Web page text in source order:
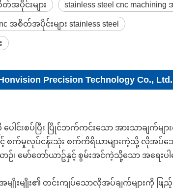
တ်အပိုင်းများ stainless steel cnc machining
စိတ်အပိုင်းများ stainless steel
Precision Technology Co., Ltd.
းစပ်ပြီး ပြိုင်ဘက်ကင်းသော အားသာချက်မျာ
င့် စက်မှုလုပ်ငန်းသုံး စက်ကိရိယာများကဲ့သို့ လိုအပ်သ
မော်တော်ယာဥ်နှင့် စွမ်းအင်ကဲ့သို့သော အရေးပါ
မျိုး၏ တင်းကျပ်သောလိုအပ်ချက်များကို ဖြ